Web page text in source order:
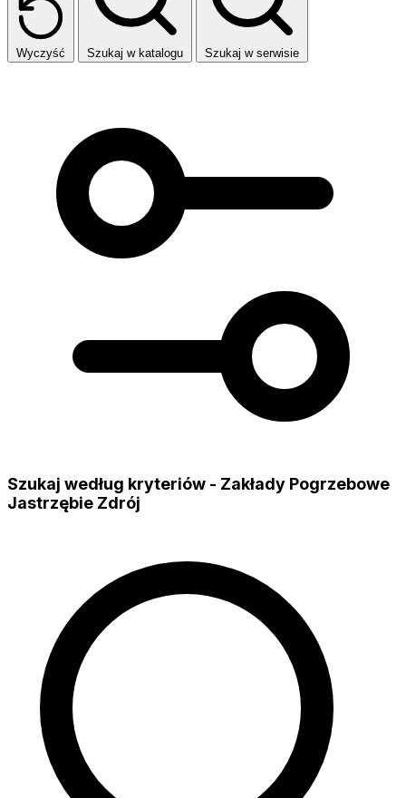
Wyczyść Szukaj w katalogu Szukaj w serwisie
Szukaj według kryteriów - Zakłady Pogrzebowe
Jastrzębie Zdrój